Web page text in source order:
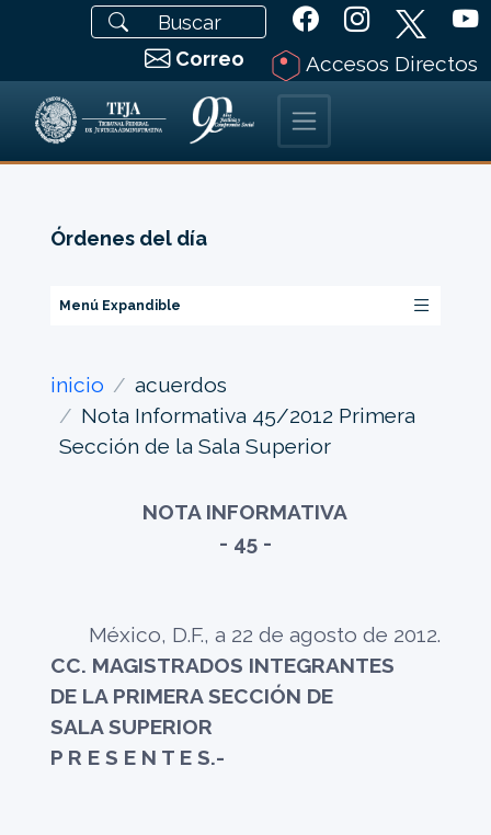
Correo Accesos Directos
Órdenes del día
Menú Expandible
inicio
acuerdos
Nota Informativa 45/2012 Primera
Sección de la Sala Superior
NOTA INFORMATIVA
- 45 -
México, D.F., a 22 de agosto de 2012.
CC. MAGISTRADOS INTEGRANTES
DE LA PRIMERA SECCIÓN DE
SALA SUPERIOR
P R E S E N T E S.-